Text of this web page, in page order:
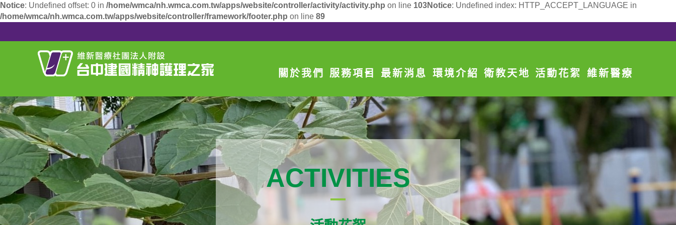
Notice: Undefined offset: 0 in /home/wmca/nh.wmca.com.tw/apps/website/controller/activity/activity.php on line 103Notice: Undefined index: HTTP_ACCEPT_LANGUAGE in
/home/wmca/nh.wmca.com.tw/apps/website/controller/framework/footer.php on line 89
關於我們 服務項目 最新消息 環境介紹 衛教天地 活動花絮 維新醫療
ACTIVITIES